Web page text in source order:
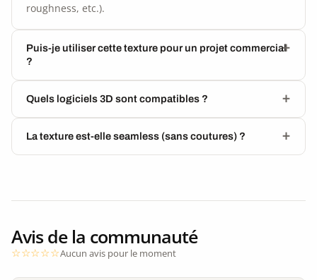
roughness, etc.).
Puis-je utiliser cette texture pour un projet commercial
?
Quels logiciels 3D sont compatibles ?
La texture est-elle seamless (sans coutures) ?
Avis de la communauté
Aucun avis pour le moment